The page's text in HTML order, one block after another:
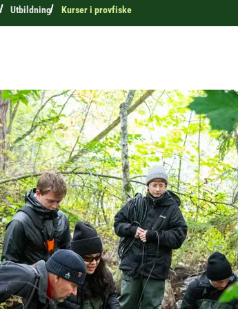
Utbildning Kurser i provfiske